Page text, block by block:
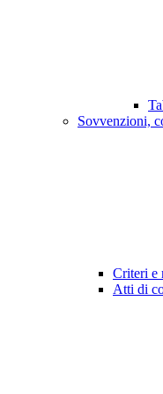
Sovvenzioni,
Criteri e
Atti di